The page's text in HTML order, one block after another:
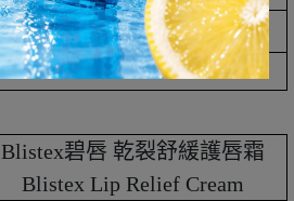
USA(美國)
NT. 149/支
Blistex碧唇 乾裂舒緩護唇霜
Blistex Lip Relief Cream